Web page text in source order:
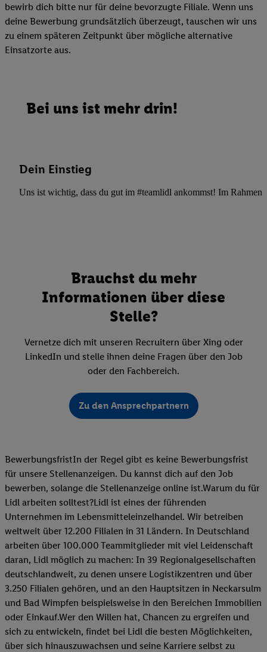
bewirb dich bitte nur für deine bevorzugte Filiale. Wenn uns
deine Bewerbung grundsätzlich überzeugt, tauschen wir uns
zu einem späteren Zeitpunkt über mögliche alternative
Einsatzorte aus.
Bei uns ist mehr drin!
Dein Einstieg
Uns ist wichtig, dass du gut im #teamlidl ankommst! Im Rahmen
Brauchst du mehr
Informationen über diese
Stelle?
Vernetze dich mit unseren Recruitern über Xing oder
LinkedIn und stelle ihnen deine Fragen über den Job
oder den Fachbereich.
Zu den Ansprechpartnern
BewerbungsfristIn der Regel gibt es keine Bewerbungsfrist
für unsere Stellenanzeigen. Du kannst dich auf den Job
bewerben, solange die Stellenanzeige online ist.Warum du für
Lidl arbeiten solltest?Lidl ist eines der führenden
Unternehmen im Lebensmitteleinzelhandel. Wir betreiben
weltweit über 12.200 Filialen in 31 Ländern. In Deutschland
arbeiten über 100.000 Teammitglieder mit viel Leidenschaft
daran, Lidl möglich zu machen: In 39 Regionalgesellschaften
deutschlandweit, zu denen unsere Logistikzentren und über
3.250 Filialen gehören, und an den Hauptsitzen in Neckarsulm
und Bad Wimpfen beispielsweise in den Bereichen Immobilien
oder Einkauf.Wer den Willen hat, Chancen zu ergreifen und
sich zu entwickeln, findet bei Lidl die besten Möglichkeiten,
über sich hinauszuwachsen und seine Karriere selbst zu